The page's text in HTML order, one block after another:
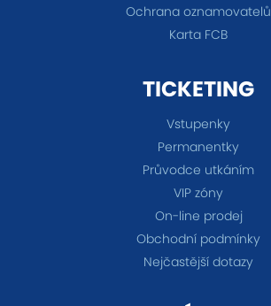
Ochrana oznamovatelů
Karta FCB
TICKETING
Vstupenky
Permanentky
Průvodce utkáním
VIP zóny
On-line prodej
Obchodní podmínky
Nejčastější dotazy